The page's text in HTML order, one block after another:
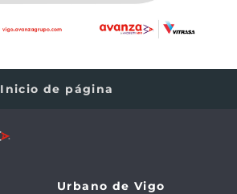
Inicio de página
Urbano de Vigo